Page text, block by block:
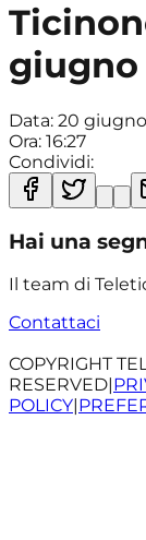
giugno
Data: 20
Ora: 16:27
Condividi:
Hai una
Il team di
Contattaci
COPYRIGHT
RESERVED|
POLICY|